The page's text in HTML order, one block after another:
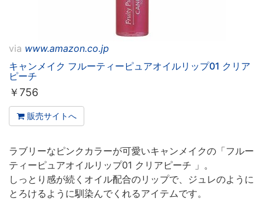
via www.amazon.co.jp
キャンメイク フルーティーピュアオイルリップ01 クリア
ピーチ
￥756
販売サイトへ
ラブリーなピンクカラーが可愛いキャンメイクの「フルー
ティーピュアオイルリップ01 クリアピーチ 」。
しっとり感が続くオイル配合のリップで、ジュレのように
とろけるように馴染んでくれるアイテムです。